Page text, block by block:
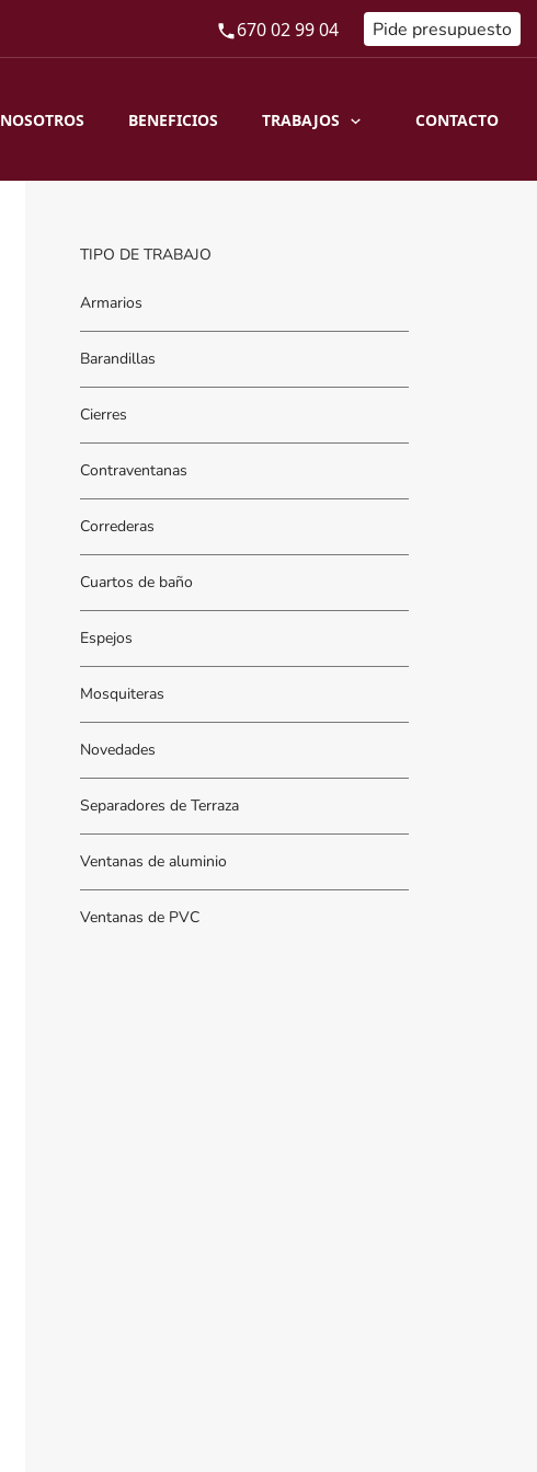
670 02 99 04 Pide presupuesto
NOSOTROS BENEFICIOS TRABAJOS CONTACTO
TIPO DE TRABAJO
Armarios
Barandillas
Cierres
Contraventanas
Correderas
Cuartos de baño
Espejos
Mosquiteras
Novedades
Separadores de Terraza
Ventanas de aluminio
Ventanas de PVC